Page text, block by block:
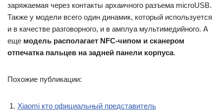
заряжаемая через контакты архаичного разъема microUSB.
Также у модели всего один динамик, который используется
и в качестве разговорного, и в амплуа мультимедийного. А
еще модель располагает NFC-чипом и сканером
отпечатка пальцев на задней панели корпуса.
Похожие публикации:
Xiaomi кто официальный представитель